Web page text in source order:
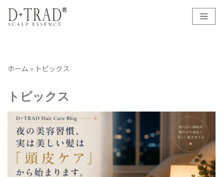
コ
ン
へ
ス
キ
ホーム » トピックス
トピックス